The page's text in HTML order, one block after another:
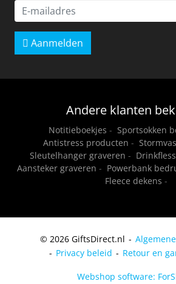
Aanmelden
Andere klanten
Notitieboekjes - Sportsokken
Antistress producten -
Sleutelhanger graveren -
Aansteker graveren - Powerbank
Fleece dekens -
© 2026 GiftsDirect.nl
Privacy beleid
Retour en
Webshop software: